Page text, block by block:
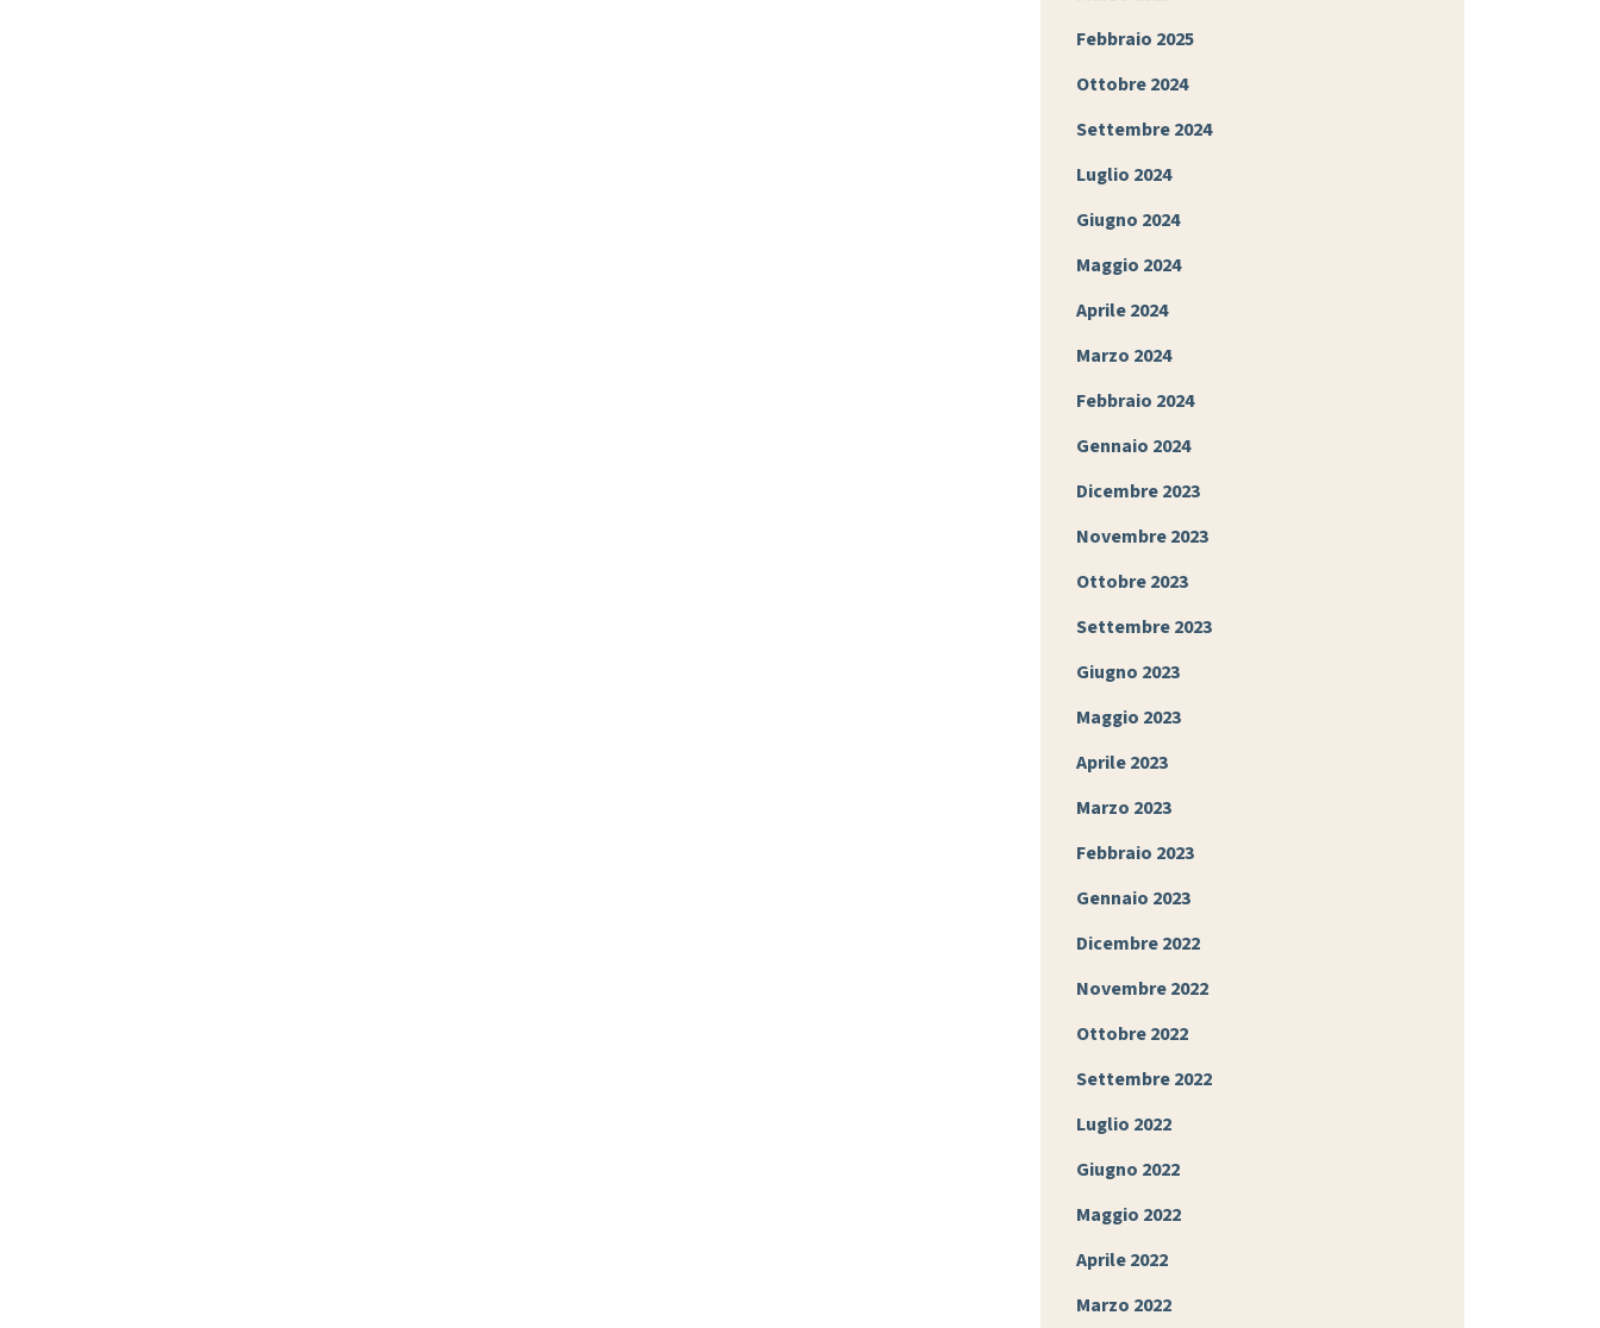
Febbraio 2025
Ottobre 2024
Settembre 2024
Luglio 2024
Giugno 2024
Maggio 2024
Aprile 2024
Marzo 2024
Febbraio 2024
Gennaio 2024
Dicembre 2023
Novembre 2023
Ottobre 2023
Settembre 2023
Giugno 2023
Maggio 2023
Aprile 2023
Marzo 2023
Febbraio 2023
Gennaio 2023
Dicembre 2022
Novembre 2022
Ottobre 2022
Settembre 2022
Luglio 2022
Giugno 2022
Maggio 2022
Aprile 2022
Marzo 2022